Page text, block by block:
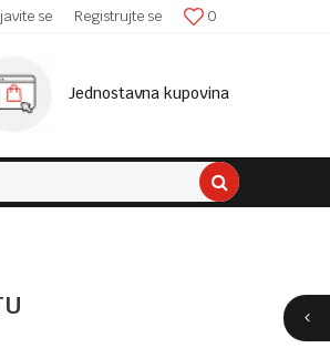
ISPORUKA! 0
se Registrujte se
Jednostavna kupovina